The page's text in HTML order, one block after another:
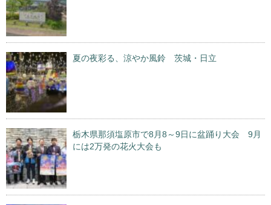
夏の夜彩る、涼やか風鈴 茨城・日立
栃木県那須塩原市で8月8～9日に盆踊り大会 9月
には2万発の花火大会も